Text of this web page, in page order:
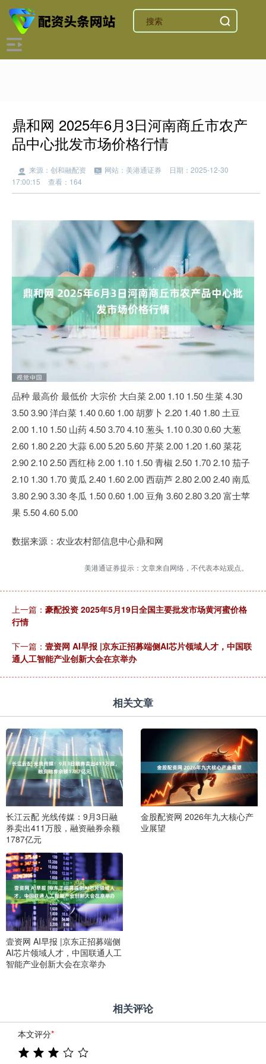
鼎和网 2025年6月3日河南商丘市农产
品中心批发市场价格行情
来源：创和融配资 网站：美港通证券
日期：2025-12-30
17:00:15
查看：164
品种 最高价 最低价 大宗价 大白菜 2.00 1.10 1.50 生菜 4.30
3.50 3.90 洋白菜 1.40 0.60 1.00 胡萝卜 2.20 1.40 1.80 土豆
2.00 1.10 1.50 山药 4.50 3.70 4.10 葱头 1.10 0.30 0.60 大葱
2.60 1.80 2.20 大蒜 6.00 5.20 5.60 芹菜 2.00 1.20 1.60 菜花
2.90 2.10 2.50 西红柿 2.00 1.10 1.50 青椒 2.50 1.70 2.10 茄子
2.10 1.30 1.70 黄瓜 2.40 1.60 2.00 西葫芦 2.80 2.00 2.40 南瓜
3.80 2.90 3.30 冬瓜 1.50 0.60 1.00 豆角 3.60 2.80 3.20 富士苹
果 5.50 4.60 5.00
数据来源：农业农村部信息中心鼎和网
美港通证券提示：文章来自网络，不代表本站观点。
上一篇： 豪配投资 2025年5月19日全国主要批发市场黄河蜜价格
行情
下一篇： 壹资网 AI早报 |京东正招募端侧AI芯片领域人才，中国联
通人工智能产业创新大会在京举办
相关文章
长江云配 光线传媒：9月3日融
券卖出411万股，融资融券余额
1787亿元
金股配资网 2026年九大核心产
业展望
壹资网 AI早报 |京东正招募端侧
AI芯片领域人才，中国联通人工
智能产业创新大会在京举办
相关评论
本文评分*